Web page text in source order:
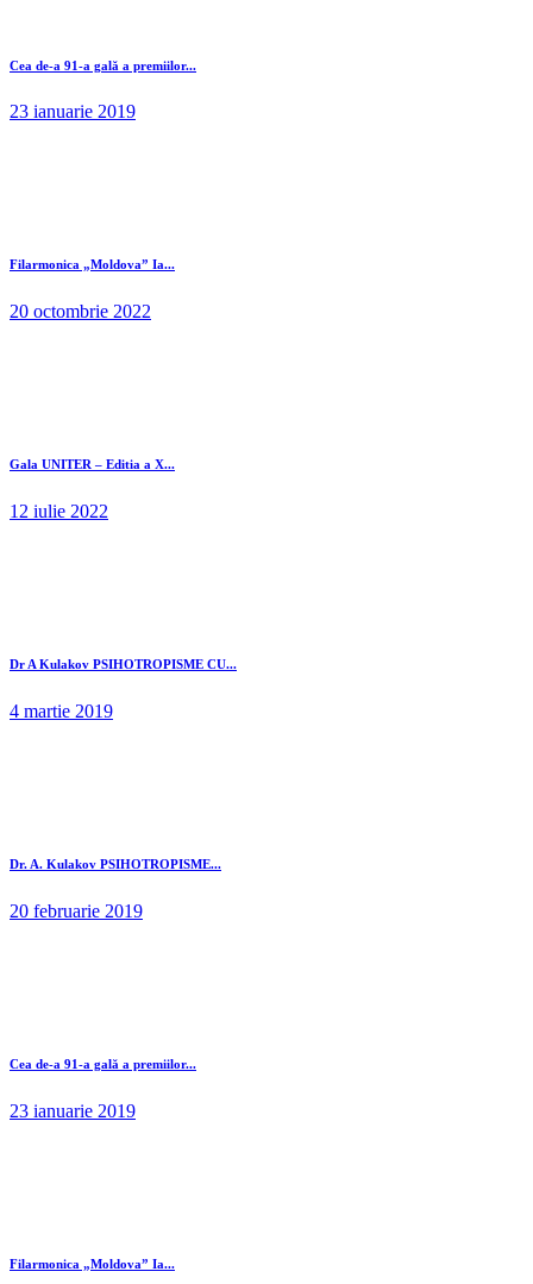
Cea de-a 91-a gală a premiilor...
23 ianuarie 2019
Filarmonica „Moldova” Ia...
20 octombrie 2022
Gala UNITER – Editia a X...
12 iulie 2022
Dr A Kulakov PSIHOTROPISME CU...
4 martie 2019
Dr. A. Kulakov PSIHOTROPISME...
20 februarie 2019
Cea de-a 91-a gală a premiilor...
23 ianuarie 2019
Filarmonica „Moldova” Ia...